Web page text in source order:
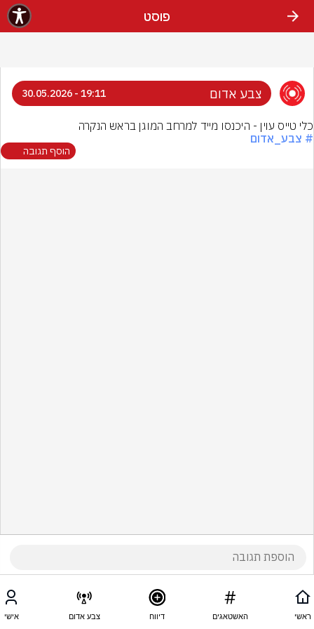
פוסט
צבע אדום 19:11 - 30.05.2026
כלי טייס עוין - היכנסו מייד למרחב המוגן בראש הנקרה
# צבע_אדום
הוסף תגובה
ראשי האשטאגים דיווח צבע אדום אישי